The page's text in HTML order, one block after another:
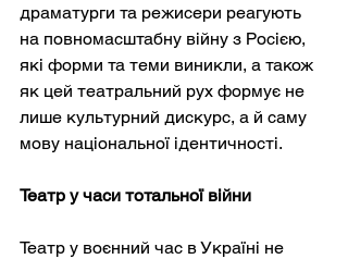
драматурги та режисери реагують
на повномасштабну війну з Росією,
які форми та теми виникли, а також
як цей театральний рух формує не
лише культурний дискурс, а й саму
мову національної ідентичності.
Театр у часи тотальної війни
Театр у воєнний час в Україні не